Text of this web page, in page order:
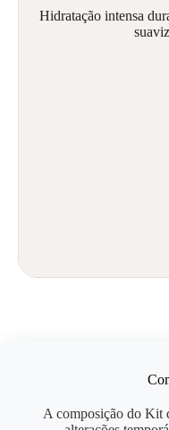
Hidratação intensa
A composição do Kit